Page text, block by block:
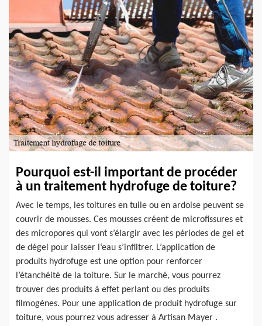
Pourquoi est-il important de procéder
à un traitement hydrofuge de toiture?
Avec le temps, les toitures en tuile ou en ardoise peuvent se
couvrir de mousses. Ces mousses créent de microfissures et
des micropores qui vont s’élargir avec les périodes de gel et
de dégel pour laisser l‘eau s’infiltrer. L’application de
produits hydrofuge est une option pour renforcer
l’étanchéité de la toiture. Sur le marché, vous pourrez
trouver des produits à effet perlant ou des produits
filmogènes. Pour une application de produit hydrofuge sur
toiture, vous pourrez vous adresser à Artisan Mayer .